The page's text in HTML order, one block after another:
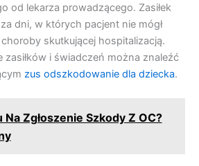
od lekarza prowadzącego. Zasiłek
dni, w których pacjent nie mógł
skutkującej hospitalizacją.
zasiłków i świadczeń można znaleźć
zus odszkodowanie dla dziecka.
Na Zgłoszenie Szkody Z OC?